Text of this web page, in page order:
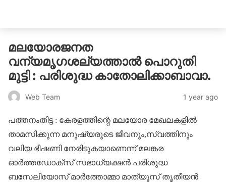
മലയോരജനത
വന്യമൃഗശല്യത്താൽ പൊറുതി
മുട്ടി : പരിശുദ്ധ കാതോലിക്കാബാവാ.
Web Team 1 year ago
പത്തനംതിട്ട : കേരളത്തിന്റെ മലയോര മേഖലകളിൽ
താമസിക്കുന്ന മനുഷ്യരുടെ ജീവനും,സ്വത്തിനും
വലിയ ഭീഷണി നേരിടുകയാണെന്ന് മലങ്കര
ഓർത്തഡോക്സ് സഭാധ്യക്ഷൻ പരിശുദ്ധ
ബസേലിയോസ് മാർത്തോമ്മാ മാത്യൂസ് തൃതീയൻ